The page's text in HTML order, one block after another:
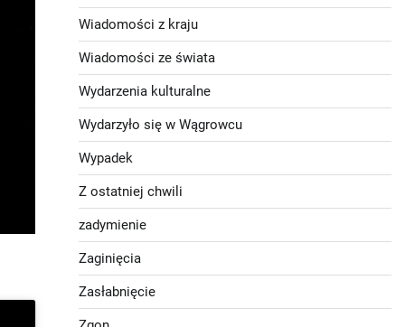
Wiadomości z kraju
Wiadomości ze świata
Wydarzenia kulturalne
Wydarzyło się w Wągrowcu
Wypadek
Z ostatniej chwili
zadymienie
Zaginięcia
Zasłabnięcie